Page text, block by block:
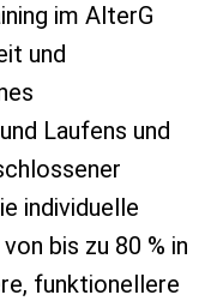
im AlterG
und
Laufens und
individuelle
bis zu 80 % in
funktionellere